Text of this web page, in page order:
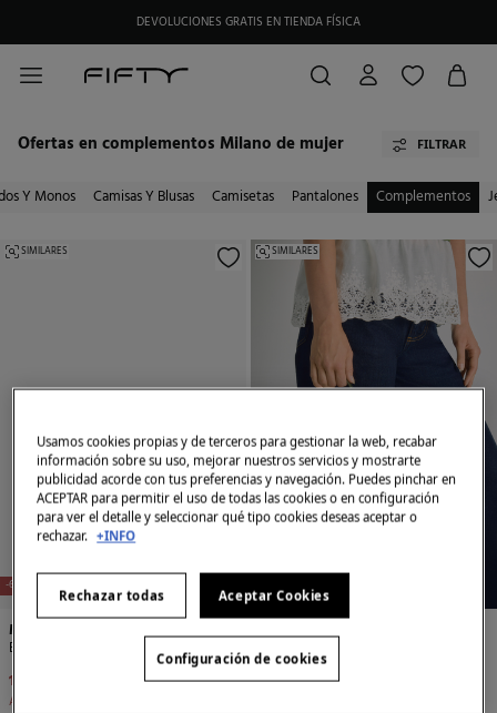
DEVOLUCIONES GRATIS EN TIENDA FÍSICA
Ofertas en complementos Milano de mujer FILTRAR
Y Monos Camisas Y Blusas Camisetas Pantalones Complementos
-60% NEW
SIMILARES
Milano
Bolso bandolera
19,99 €
Ahorras
SIMILARES
Milano
Bolso hombro efecto cocodrilo
25,99 € 59,99 €
Usamos cookies propias y de terceros para gestionar la web, recabar
información sobre su uso, mejorar nuestros servicios y mostrarte
publicidad acorde con tus preferencias y navegación. Puedes pinchar en
ACEPTAR para permitir el uso de todas las cookies o en configuración
para ver el detalle y seleccionar qué tipo cookies deseas aceptar o
rechazar. +INFO
Rechazar todas Aceptar Cookies
Configuración de cookies